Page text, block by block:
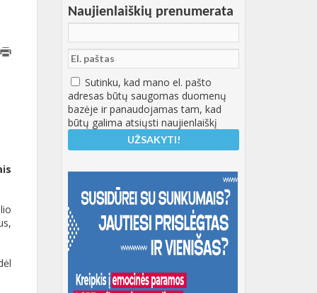
Naujienlaiškių prenumerata
Sutinku, kad mano el. pašto
adresas būtų saugomas duomenų
bazėje ir panaudojamas tam, kad
būtų galima atsiųsti naujienlaiškį